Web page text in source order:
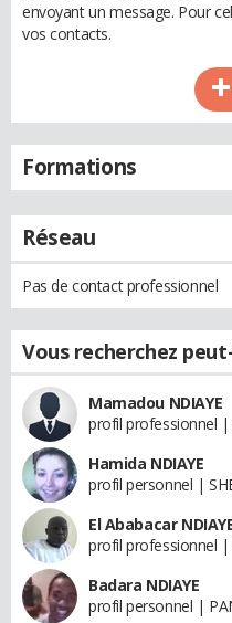
envoyant un message. Pour
vos contacts.
Formations
Réseau
Pas de contact professionnel
Vous recherchez
Mamadou NDIAYE
profil professionnel |
Hamida NDIAYE
profil personnel |
El Ababacar
profil professionnel
Badara NDIAYE
profil personnel |